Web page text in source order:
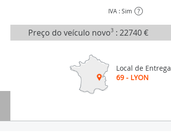
IVA : Sim ?
Preço do veículo novo3 : 22740 €
Local de Entrega
69 - LYON